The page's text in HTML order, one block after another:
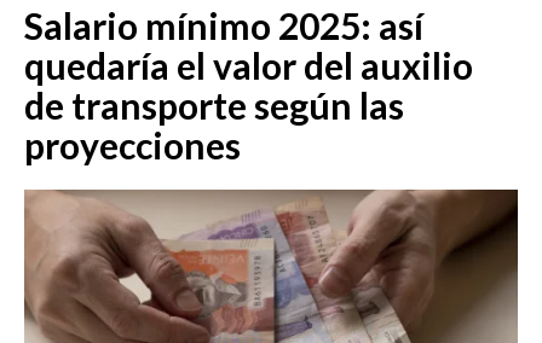
EMISIÓN 7:00 PM
Salario mínimo 2025: así
quedaría el valor del auxilio
de transporte según las
proyecciones